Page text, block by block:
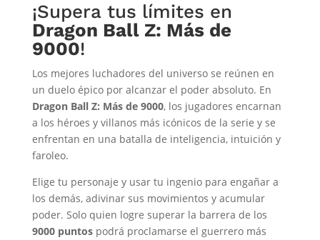
¡Supera tus límites en
Dragon Ball Z: Más de
9000!
Los mejores luchadores del universo se reúnen en
un duelo épico por alcanzar el poder absoluto. En
Dragon Ball Z: Más de 9000, los jugadores encarnan
a los héroes y villanos más icónicos de la serie y se
enfrentan en una batalla de inteligencia, intuición y
faroleo.
Elige tu personaje y usar tu ingenio para engañar a
los demás, adivinar sus movimientos y acumular
poder. Solo quien logre superar la barrera de los
9000 puntospodrá proclamarse el guerrero más